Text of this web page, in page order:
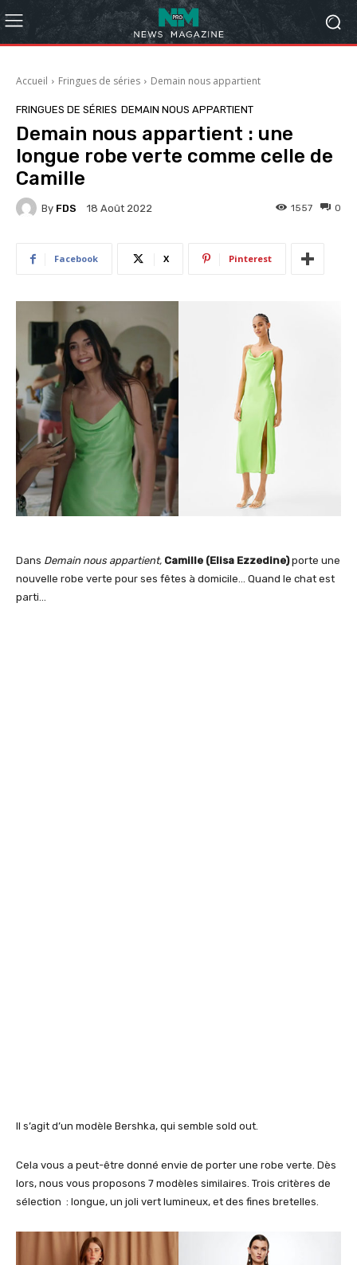
Accueil Fringues de séries Demain nous appartient
FRINGUES DE SÉRIES DEMAIN NOUS APPARTIENT
Demain nous appartient : une
longue robe verte comme celle de
Camille
By FDS 18 Août 2022 0
1557
Facebook X Pinterest
Dans Demain nous appartient, Camille (Elisa Ezzedine)porte une
nouvelle robe verte pour ses fêtes à domicile… Quand le chat est
parti…
Il s’agit d’un modèle Bershka, qui semble sold out.
Cela vous a peut-être donné envie de porter une robe verte. Dès
lors, nous vous proposons 7 modèles similaires. Trois critères de
sélection : longue, un joli vert lumineux, et des fines bretelles.